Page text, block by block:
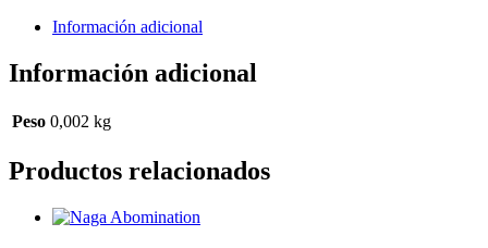
Información adicional
Información adicional
Peso 0,002 kg
Productos relacionados